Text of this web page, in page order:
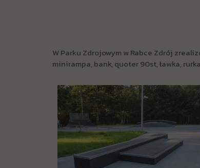
W Parku Zdrojowym w Rabce Zdrój
minirampa, bank, quoter 90st, ławka,